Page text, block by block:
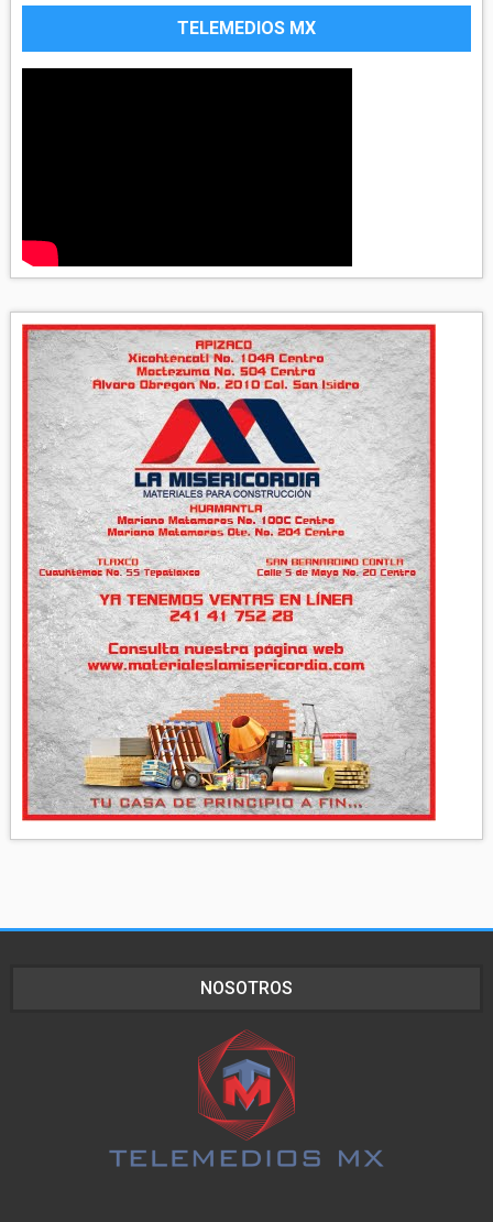
TELEMEDIOS MX
NOSOTROS